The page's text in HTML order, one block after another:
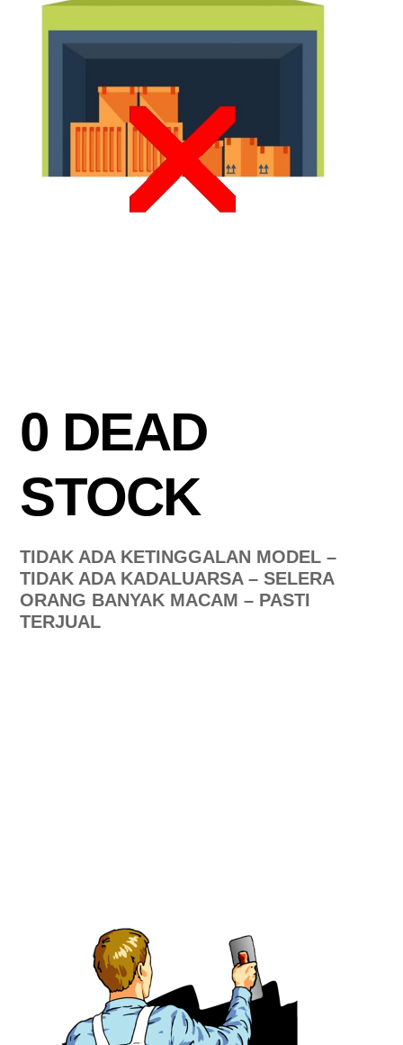
0 DEAD
STOCK
TIDAK ADA KETINGGALAN MODEL –
TIDAK ADA KADALUARSA – SELERA
ORANG BANYAK MACAM – PASTI
TERJUAL